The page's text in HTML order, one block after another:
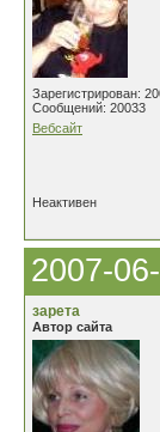
Зарегистрирован:
Сообщений: 20033
Вебсайт
Неактивен
2007-
зарета
Автор сайта